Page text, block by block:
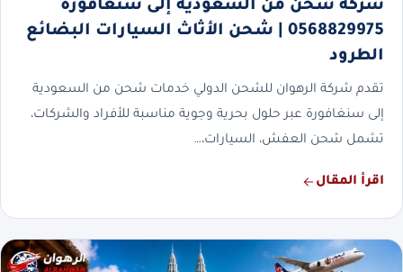
شركة شحن من السعودية إلى سنغافورة
0568829975 | شحن الأثاث السيارات البضائع
الطرود
تقدم شركة الرهوان للشحن الدولي خدمات شحن من السعودية
إلى سنغافورة عبر حلول بحرية وجوية مناسبة للأفراد والشركات،
تشمل شحن العفش، السيارات،…
اقرأ المقال